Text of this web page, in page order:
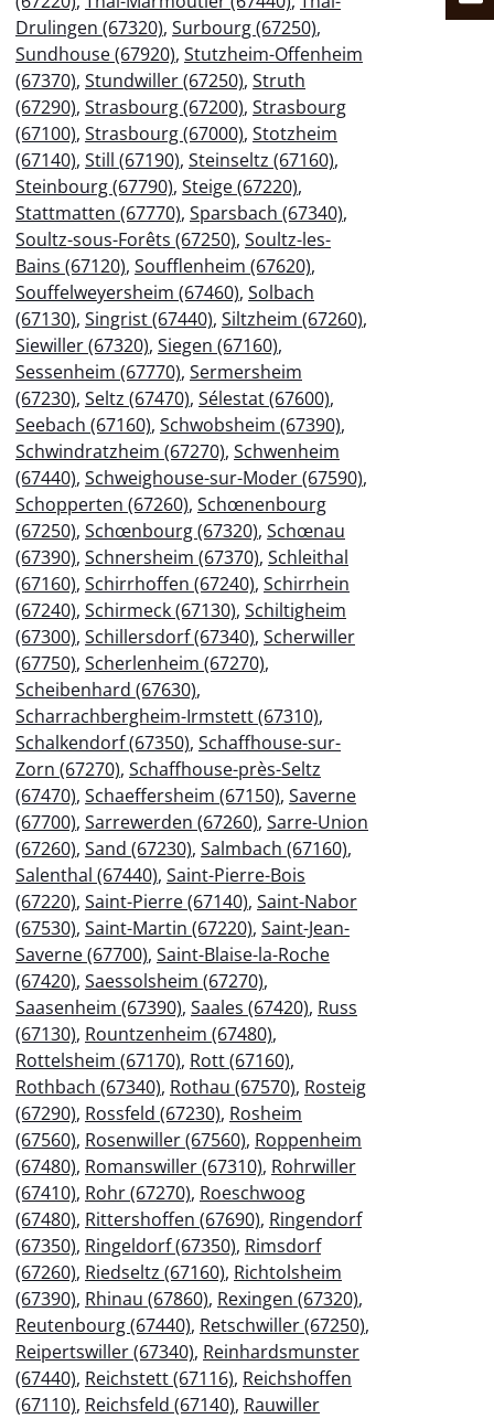
Drulingen (67320), Surbourg (67250),
Sundhouse (67920), Stutzheim-Offenheim
(67370), Stundwiller (67250), Struth
(67290), Strasbourg (67200), Strasbourg
(67100), Strasbourg (67000), Stotzheim
(67140), Still (67190), Steinseltz (67160),
Steinbourg (67790), Steige (67220),
Stattmatten (67770), Sparsbach (67340),
Soultz-sous-Forêts (67250), Soultz-les-
Bains (67120), Soufflenheim (67620),
Souffelweyersheim (67460), Solbach
(67130), Singrist (67440), Siltzheim (67260),
Siewiller (67320), Siegen (67160),
Sessenheim (67770), Sermersheim
(67230), Seltz (67470), Sélestat (67600),
Seebach (67160), Schwobsheim (67390),
Schwindratzheim (67270), Schwenheim
(67440), Schweighouse-sur-Moder (67590),
Schopperten (67260), Schœnenbourg
(67250), Schœnbourg (67320), Schœnau
(67390), Schnersheim (67370), Schleithal
(67160), Schirrhoffen (67240), Schirrhein
(67240), Schirmeck (67130), Schiltigheim
(67300), Schillersdorf (67340), Scherwiller
(67750), Scherlenheim (67270),
Scheibenhard (67630),
Scharrachbergheim-Irmstett (67310),
Schalkendorf (67350), Schaffhouse-sur-
Zorn (67270), Schaffhouse-près-Seltz
(67470), Schaeffersheim (67150), Saverne
(67700), Sarrewerden (67260), Sarre-Union
(67260), Sand (67230), Salmbach (67160),
Salenthal (67440), Saint-Pierre-Bois
(67220), Saint-Pierre (67140), Saint-Nabor
(67530), Saint-Martin (67220), Saint-Jean-
Saverne (67700), Saint-Blaise-la-Roche
(67420), Saessolsheim (67270),
Saasenheim (67390), Saales (67420), Russ
(67130), Rountzenheim (67480),
Rottelsheim (67170), Rott (67160),
Rothbach (67340), Rothau (67570), Rosteig
(67290), Rossfeld (67230), Rosheim
(67560), Rosenwiller (67560), Roppenheim
(67480), Romanswiller (67310), Rohrwiller
(67410), Rohr (67270), Roeschwoog
(67480), Rittershoffen (67690), Ringendorf
(67350), Ringeldorf (67350), Rimsdorf
(67260), Riedseltz (67160), Richtolsheim
(67390), Rhinau (67860), Rexingen (67320),
Reutenbourg (67440), Retschwiller (67250),
Reipertswiller (67340), Reinhardsmunster
(67440), Reichstett (67116), Reichshoffen
(67110), Reichsfeld (67140), Rauwiller